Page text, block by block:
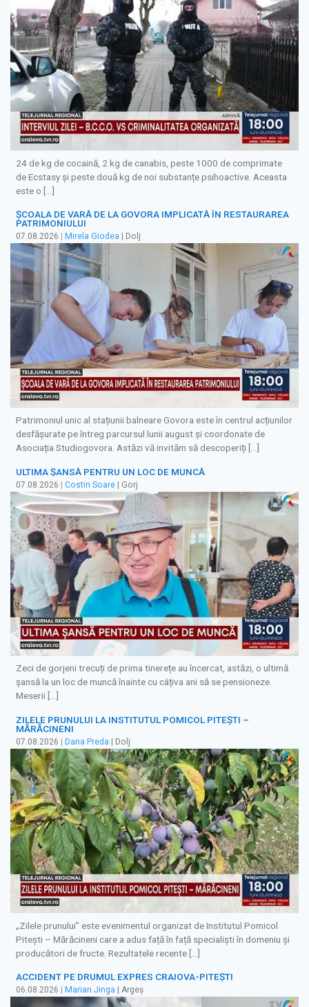
24 de kg de cocaină, 2 kg de canabis, peste 1000 de comprimate
de Ecstasy și peste două kg de noi substanțe psihoactive. Aceasta
este o […]
ȘCOALA DE VARĂ DE LA GOVORA IMPLICATĂ ÎN RESTAURAREA
PATRIMONIULUI
07.08.2026 Mirela Giodea | Dolj
Patrimoniul unic al stațiunii balneare Govora este în centrul acțiunilor
desfășurate pe întreg parcursul lunii august și coordonate de
Asociația Studiogovora. Astăzi vă invităm să descoperiți […]
ULTIMA ȘANSĂ PENTRU UN LOC DE MUNCĂ
07.08.2026 | Costin Soare | Gorj
Zeci de gorjeni trecuți de prima tinerețe au încercat, astăzi, o ultimă
șansă la un loc de muncă înainte cu câțiva ani să se pensioneze.
Meserii […]
ZILELE PRUNULUI LA INSTITUTUL POMICOL PITEȘTI –
MĂRĂCINENI
07.08.2026 Dana Preda | Dolj
„Zilele prunului” este evenimentul organizat de Institutul Pomicol
Pitești – Mărăcineni care a adus față în față specialiști în domeniu și
producători de fructe. Rezultatele recente […]
ACCIDENT PE DRUMUL EXPRES CRAIOVA-PITEȘTI
06.08.2026 Marian Jinga | Argeș